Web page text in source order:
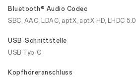
Bluetooth® Audio Codec
SBC, AAC, LDAC, aptX, aptX HD, LHDC 5.0
USB-Schnittstelle
USB Typ-C
Kopfhöreranschluss